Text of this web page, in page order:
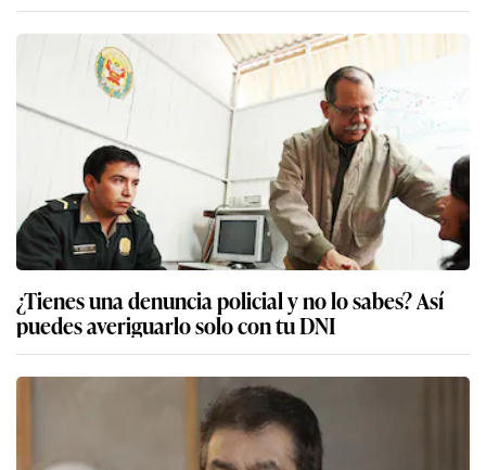
¿Tienes una denuncia policial y no lo sabes? Así
puedes averiguarlo solo con tu DNI